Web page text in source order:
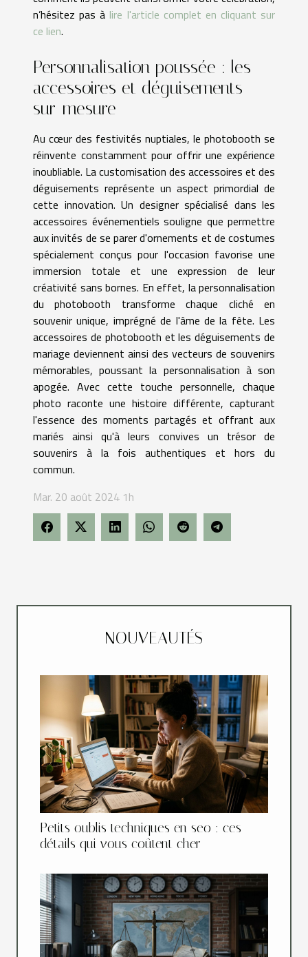
n’hésitez pas à lire l'article complet en cliquant sur
ce lien.
Personnalisation poussée : les
accessoires et déguisements
sur-mesure
Au cœur des festivités nuptiales, le photobooth se
réinvente constamment pour offrir une expérience
inoubliable. La customisation des accessoires et des
déguisements représente un aspect primordial de
cette innovation. Un designer spécialisé dans les
accessoires événementiels souligne que permettre
aux invités de se parer d'ornements et de costumes
spécialement conçus pour l'occasion favorise une
immersion totale et une expression de leur
créativité sans bornes. En effet, la personnalisation
du photobooth transforme chaque cliché en
souvenir unique, imprégné de l'âme de la fête. Les
accessoires de photobooth et les déguisements de
mariage deviennent ainsi des vecteurs de souvenirs
mémorables, poussant la personnalisation à son
apogée. Avec cette touche personnelle, chaque
photo raconte une histoire différente, capturant
l'essence des moments partagés et offrant aux
mariés ainsi qu'à leurs convives un trésor de
souvenirs à la fois authentiques et hors du
commun.
Mar. 20 août 2024 1h
NOUVEAUTÉS
Petits oublis techniques en seo : ces
détails qui vous coûtent cher